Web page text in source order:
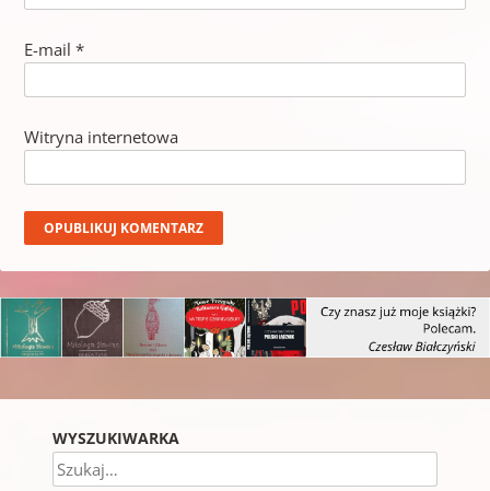
E-mail *
Witryna internetowa
WYSZUKIWARKA
Szukaj